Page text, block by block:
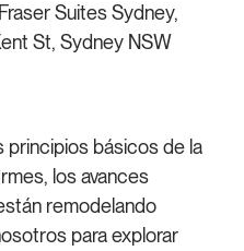
Suites Sydney,
St, Sydney NSW
principios básicos de la
los avances
remodelando
para explorar